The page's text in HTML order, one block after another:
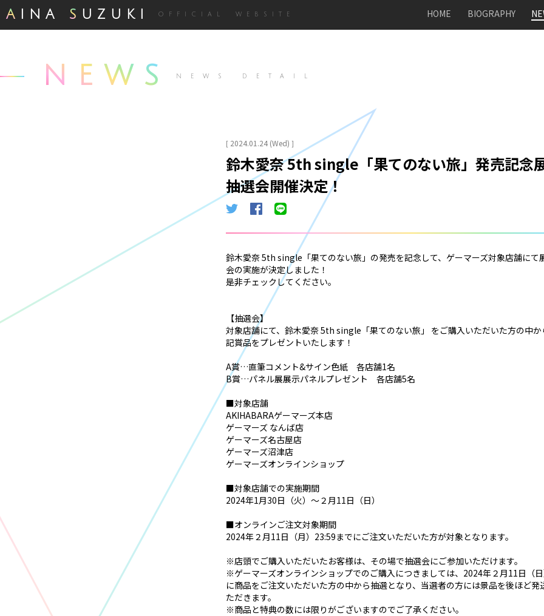
A INA S UZUKI OFFICIAL WEBSITE HOME BIOGRAPHY
NEWS NEWS DETAIL
[ 2024.01.24 (Wed) ]
鈴木愛奈 5th single「果てのない旅」発売記念
抽選会開催決定！
鈴木愛奈 5th single「果てのない旅」の発売を記念して、ゲーマーズ対象店舗にて
会の実施が決定しました！
是非チェックしてください。
【抽選会】
対象店舗にて、鈴木愛奈 5th single「果てのない旅」 をご購入いただいた方の中か
記賞品をプレゼントいたします！
A賞…直筆コメント&サイン色紙 各店舗1名
B賞…パネル展展示パネルプレゼント 各店舗5名
■対象店舗
AKIHABARAゲーマーズ本店
ゲーマーズ なんば店
ゲーマーズ名古屋店
ゲーマーズ沼津店
ゲーマーズオンラインショップ
■対象店舗での実施期間
2024年1月30日（火）～２月11日（日）
■オンラインご注文対象期間
2024年２月11日（月）23:59までにご注文いただいた方が対象となります。
※店頭でご購入いただいたお客様は、その場で抽選会にご参加いただけます。
※ゲーマーズオンラインショップでのご購入につきましては、2024年２月11日（
に商品をご注文いただいた方の中から抽選となり、当選者の方には景品を後ほど発
ただきます。
※商品と特典の数には限りがございますのでご了承ください。